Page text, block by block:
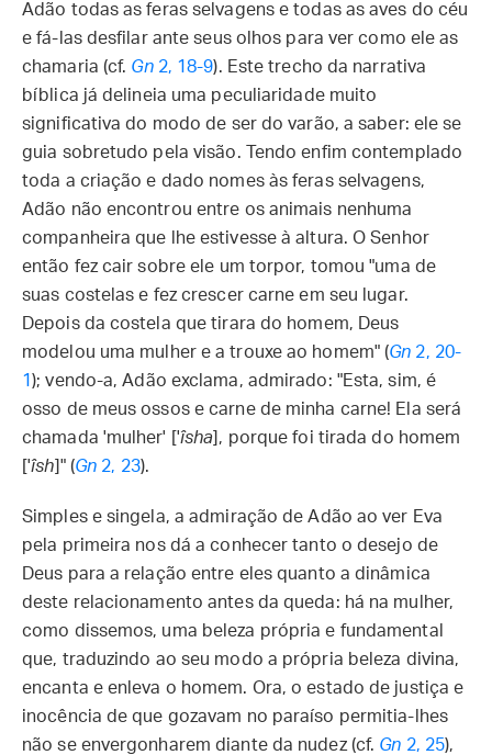
Adão todas as feras selvagens e todas as aves do céu
e fá-las desfilar ante seus olhos para ver como ele as
chamaria (cf. Gn2, 18-9). Este trecho da narrativa
bíblica já delineia uma peculiaridade muito
significativa do modo de ser do varão, a saber: ele se
guia sobretudo pela visão. Tendo enfim contemplado
toda a criação e dado nomes às feras selvagens,
Adão não encontrou entre os animais nenhuma
companheira que lhe estivesse à altura. O Senhor
então fez cair sobre ele um torpor, tomou "uma de
suas costelas e fez crescer carne em seu lugar.
Depois da costela que tirara do homem, Deus
modelou uma mulher e a trouxe ao homem" (Gn 2, 20-
1); vendo-a, Adão exclama, admirado: "Esta, sim, é
osso de meus ossos e carne de minha carne! Ela será
chamada 'mulher' ['îsha ], porque foi tirada do homem
['îsh ]" (Gn 2, 23).
Simples e singela, a admiração de Adão ao ver Eva
pela primeira nos dá a conhecer tanto o desejo de
Deus para a relação entre eles quanto a dinâmica
deste relacionamento antes da queda: há na mulher,
como dissemos, uma beleza própria e fundamental
que, traduzindo ao seu modo a própria beleza divina,
encanta e enleva o homem. Ora, o estado de justiça e
inocência de que gozavam no paraíso permitia-lhes
não se envergonharem diante da nudez (cf. Gn 2, 25),